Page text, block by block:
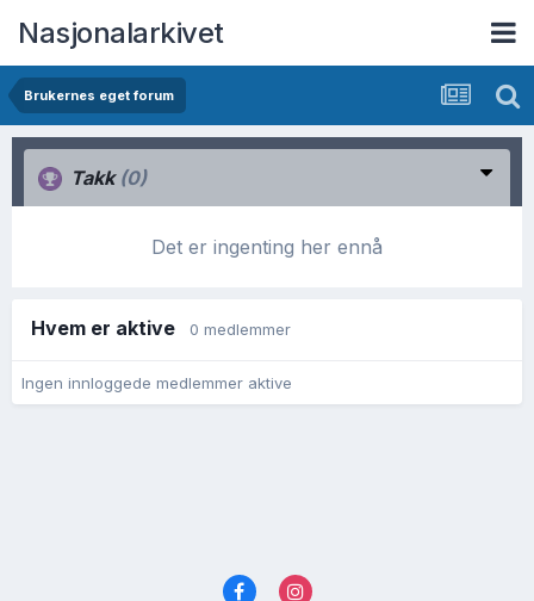
Nasjonalarkivet
Brukernes eget forum
Takk (0)
Det er ingenting her ennå
Hvem er aktive 0 medlemmer
Ingen innloggede medlemmer aktive